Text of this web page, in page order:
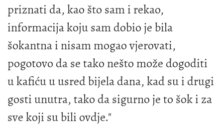
priznati da, kao što sam i rekao,
informacija koju sam dobio je bila
šokantna i nisam mogao vjerovati,
pogotovo da se tako nešto može dogoditi
u kafiću u usred bijela dana, kad su i drugi
gosti unutra, tako da sigurno je to šok i za
sve koji su bili ovdje."